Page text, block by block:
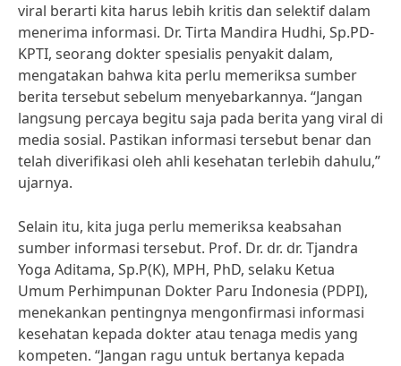
viral berarti kita harus lebih kritis dan selektif dalam
menerima informasi. Dr. Tirta Mandira Hudhi, Sp.PD-
KPTI, seorang dokter spesialis penyakit dalam,
mengatakan bahwa kita perlu memeriksa sumber
berita tersebut sebelum menyebarkannya. “Jangan
langsung percaya begitu saja pada berita yang viral di
media sosial. Pastikan informasi tersebut benar dan
telah diverifikasi oleh ahli kesehatan terlebih dahulu,”
ujarnya.
Selain itu, kita juga perlu memeriksa keabsahan
sumber informasi tersebut. Prof. Dr. dr. dr. Tjandra
Yoga Aditama, Sp.P(K), MPH, PhD, selaku Ketua
Umum Perhimpunan Dokter Paru Indonesia (PDPI),
menekankan pentingnya mengonfirmasi informasi
kesehatan kepada dokter atau tenaga medis yang
kompeten. “Jangan ragu untuk bertanya kepada